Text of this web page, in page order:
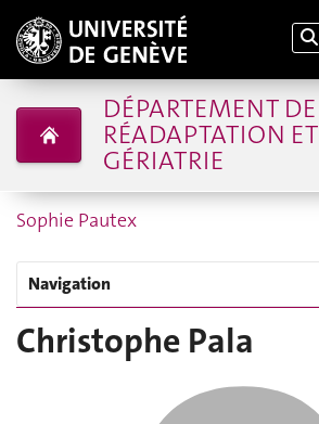
DÉPARTEMENT DE
RÉADAPTATION ET
GÉRIATRIE
Sophie Pautex
Navigation
Christophe Pala